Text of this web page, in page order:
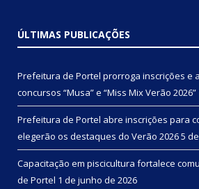
ÚLTIMAS PUBLICAÇÕES
Prefeitura de Portel prorroga inscrições e
concursos “Musa” e “Miss Mix Verão 2026”
Prefeitura de Portel abre inscrições para
elegerão os destaques do Verão 20265
Capacitação em piscicultura fortalece
de Portel 1 de junho de 2026